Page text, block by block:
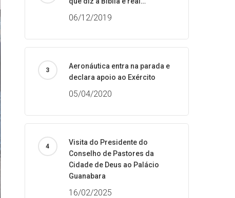
06/12/2019
Aeronáutica entra na parada e
declara apoio ao Exército
05/04/2020
Visita do Presidente do
Conselho de Pastores da
Cidade de Deus ao Palácio
Guanabara
16/02/2025